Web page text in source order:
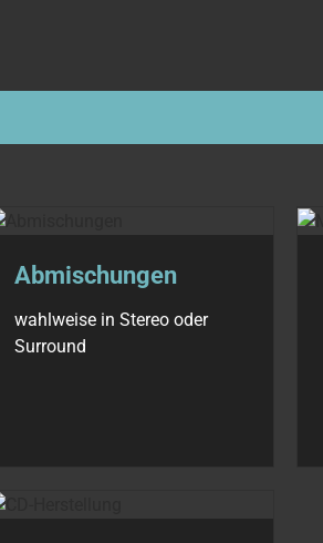
Abmischungen
wahlweise in Stereo oder
Surround